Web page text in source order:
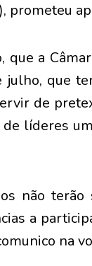
prometeu
a
que
de
de líderes
não
a
na